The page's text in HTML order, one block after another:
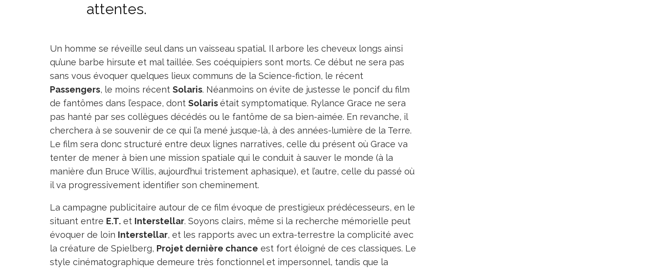
attentes.
Un homme se réveille seul dans un vaisseau spatial. Il arbore les cheveux longs ainsi
qu’une barbe hirsute et mal taillée. Ses coéquipiers sont morts. Ce début ne sera pas
sans vous évoquer quelques lieux communs de la Science-fiction, le récent
Passengers, le moins récent Solaris. Néanmoins on évite de justesse le poncif du film
de fantômes dans l’espace, dont Solarisétait symptomatique. Rylance Grace ne sera
pas hanté par ses collègues décédés ou le fantôme de sa bien-aimée. En revanche, il
cherchera à se souvenir de ce qui l’a mené jusque-là, à des années-lumière de la Terre.
Le film sera donc structuré entre deux lignes narratives, celle du présent où Grace va
tenter de mener à bien une mission spatiale qui le conduit à sauver le monde (à la
manière d’un Bruce Willis, aujourd’hui tristement aphasique), et l’autre, celle du passé où
il va progressivement identifier son cheminement.
La campagne publicitaire autour de ce film évoque de prestigieux prédécesseurs, en le
situant entre E.T. et Interstellar. Soyons clairs, même si la recherche mémorielle peut
évoquer de loin Interstellar, et les rapports avec un extra-terrestre la complicité avec
la créature de Spielberg, Projet dernière chance est fort éloigné de ces classiques. Le
style cinématographique demeure très fonctionnel et impersonnel, tandis que la